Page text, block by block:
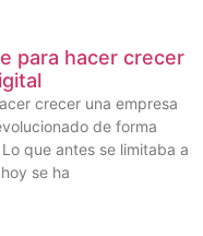
para hacer crecer
crecer una empresa
de forma
que antes se limitaba a
se ha